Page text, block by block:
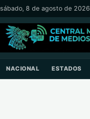
Saltar al contenido
sábado, 8 de agosto de 2026
NACIONAL ESTADOS